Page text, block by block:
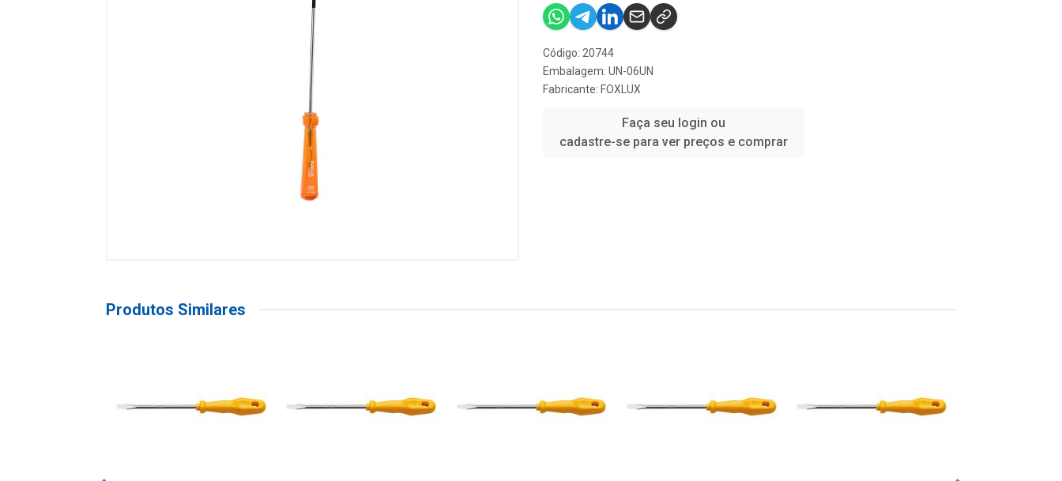
Código: 20744
Embalagem: UN-06UN
Fabricante: FOXLUX
Faça seu login ou
cadastre-se para ver preços e comprar
Produtos Similares